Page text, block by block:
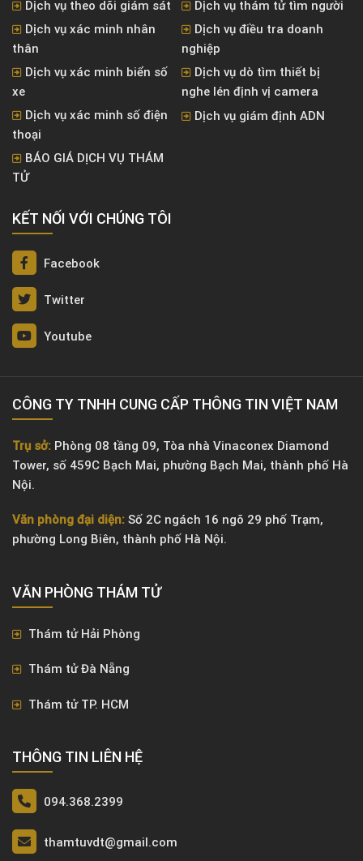
Dịch vụ theo dõi giám sát
Dịch vụ thám tử tìm người
Dịch vụ xác minh nhân
thân
Dịch vụ điều tra doanh
nghiệp
Dịch vụ xác minh biển số
xe
Dịch vụ dò tìm thiết bị
nghe lén định vị camera
Dịch vụ xác minh số điện
thoại
Dịch vụ giám định ADN
BÁO GIÁ DỊCH VỤ THÁM
TỬ
KẾT NỐI VỚI CHÚNG TÔI
Facebook
Twitter
Youtube
CÔNG TY TNHH CUNG CẤP THÔNG TIN VIỆT NAM
Trụ sở: Phòng 08 tầng 09, Tòa nhà Vinaconex Diamond
Tower, số 459C Bạch Mai, phường Bạch Mai, thành phố Hà
Nội.
Văn phòng đại diện: Số 2C ngách 16 ngõ 29 phố Trạm,
phường Long Biên, thành phố Hà Nội.
VĂN PHÒNG ​THÁM TỬ
Thám tử Hải Phòng
Thám tử Đà Nẵng
Thám tử TP. HCM
THÔNG TIN LIÊN HỆ
094.368.2399
thamtuvdt@gmail.com